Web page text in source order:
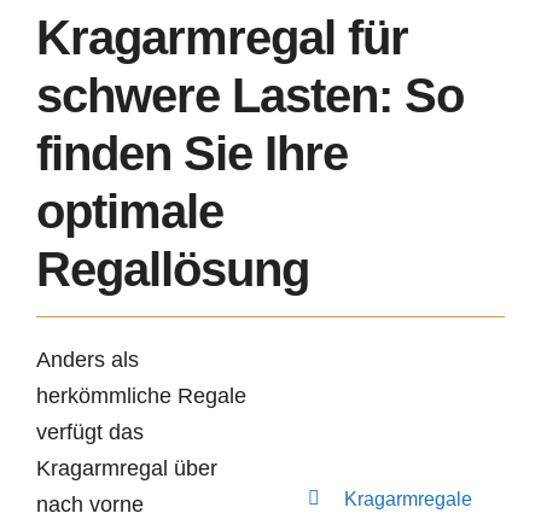
Kragarmregal für
schwere Lasten: So
finden Sie Ihre
optimale
Regallösung
Anders als
herkömmliche Regale
verfügt das
Kragarmregal über
nach vorne
Kragarmregale